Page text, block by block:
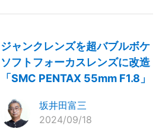
ジャンクレンズを超バブルボケ
ソフトフォーカスレンズに改造
「SMC PENTAX 55mm F1.8」
坂井田富三
2024/09/18